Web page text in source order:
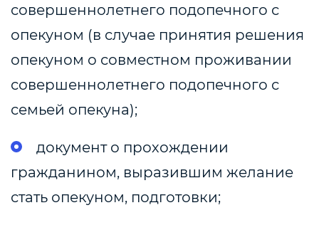
совершеннолетнего подопечного с
опекуном (в случае принятия решения
опекуном о совместном проживании
совершеннолетнего подопечного с
семьей опекуна);
документ о прохождении
гражданином, выразившим желание
стать опекуном, подготовки;